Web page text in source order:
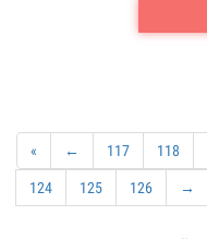
« ← 117 118
124 125 126 →